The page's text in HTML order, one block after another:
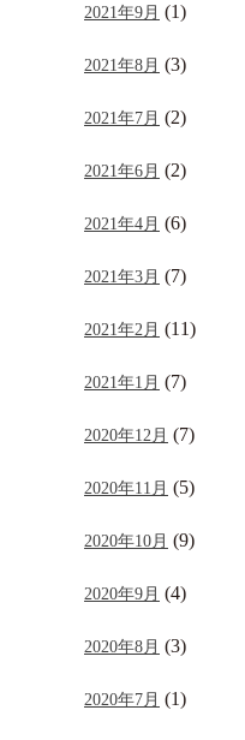
2021年9月 (1)
2021年8月 (3)
2021年7月 (2)
2021年6月 (2)
2021年4月 (6)
2021年3月 (7)
2021年2月 (11)
2021年1月 (7)
2020年12月 (7)
2020年11月 (5)
2020年10月 (9)
2020年9月 (4)
2020年8月 (3)
2020年7月 (1)